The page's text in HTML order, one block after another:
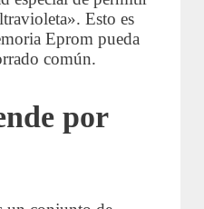
Esto es
Eprom pueda
común.
por